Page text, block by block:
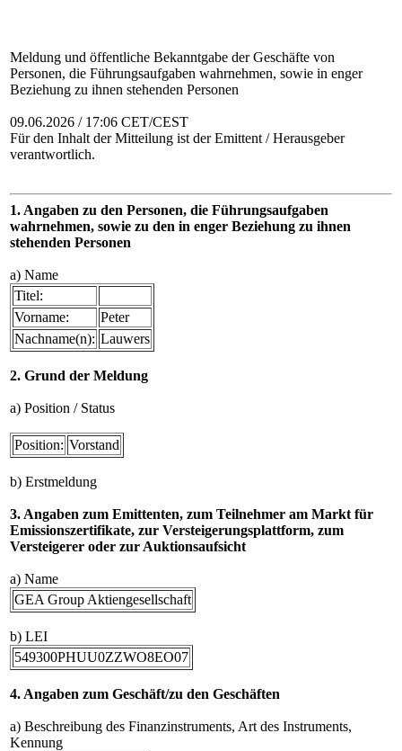
Meldung und öffentliche Bekanntgabe der Geschäfte von
Personen, die Führungsaufgaben wahrnehmen, sowie in enger
Beziehung zu ihnen stehenden Personen
09.06.2026 / 17:06 CET/CEST
Für den Inhalt der Mitteilung ist der Emittent / Herausgeber
verantwortlich.
1. Angaben zu den Personen, die Führungsaufgaben
wahrnehmen, sowie zu den in enger Beziehung zu ihnen
stehenden Personen
a) Name
Titel:
Vorname:
Peter
Nachname(n): Lauwers
2. Grund der Meldung
a) Position / Status
Position: Vorstand
b) Erstmeldung
3. Angaben zum Emittenten, zum Teilnehmer am Markt für
Emissionszertifikate, zur Versteigerungsplattform, zum
Versteigerer oder zur Auktionsaufsicht
a) Name
GEA Group Aktiengesellschaft
b) LEI
549300PHUU0ZZWO8EO07
4. Angaben zum Geschäft/zu den Geschäften
a) Beschreibung des Finanzinstruments, Art des Instruments,
Kennung